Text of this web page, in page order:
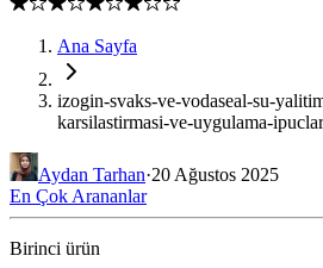
Ana Sayfa
izogin-svaks-ve-vodaseal-su-
karsilastirmasi-ve-uygulama-
Aydan Tarhan·20 Ağustos 2025
En Çok Arananlar
Birinci ürün